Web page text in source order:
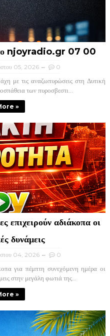
το njoyradio.gr 07 00
05, 2026 0
με τις αναζωπυρώσεις στη Δυτική
των πυροσβεστι...
»
επιχειρούν αδιάκοπα οι
δυνάμεις
04, 2026 0
για πέμπτη συνεχόμενη ημέρα οι
στην μεγάλη φωτιά της...
»